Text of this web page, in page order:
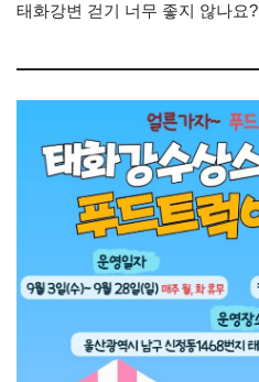
태화강변 걷기 너무 좋지 않나요?